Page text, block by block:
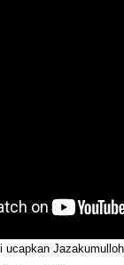
ucapkan